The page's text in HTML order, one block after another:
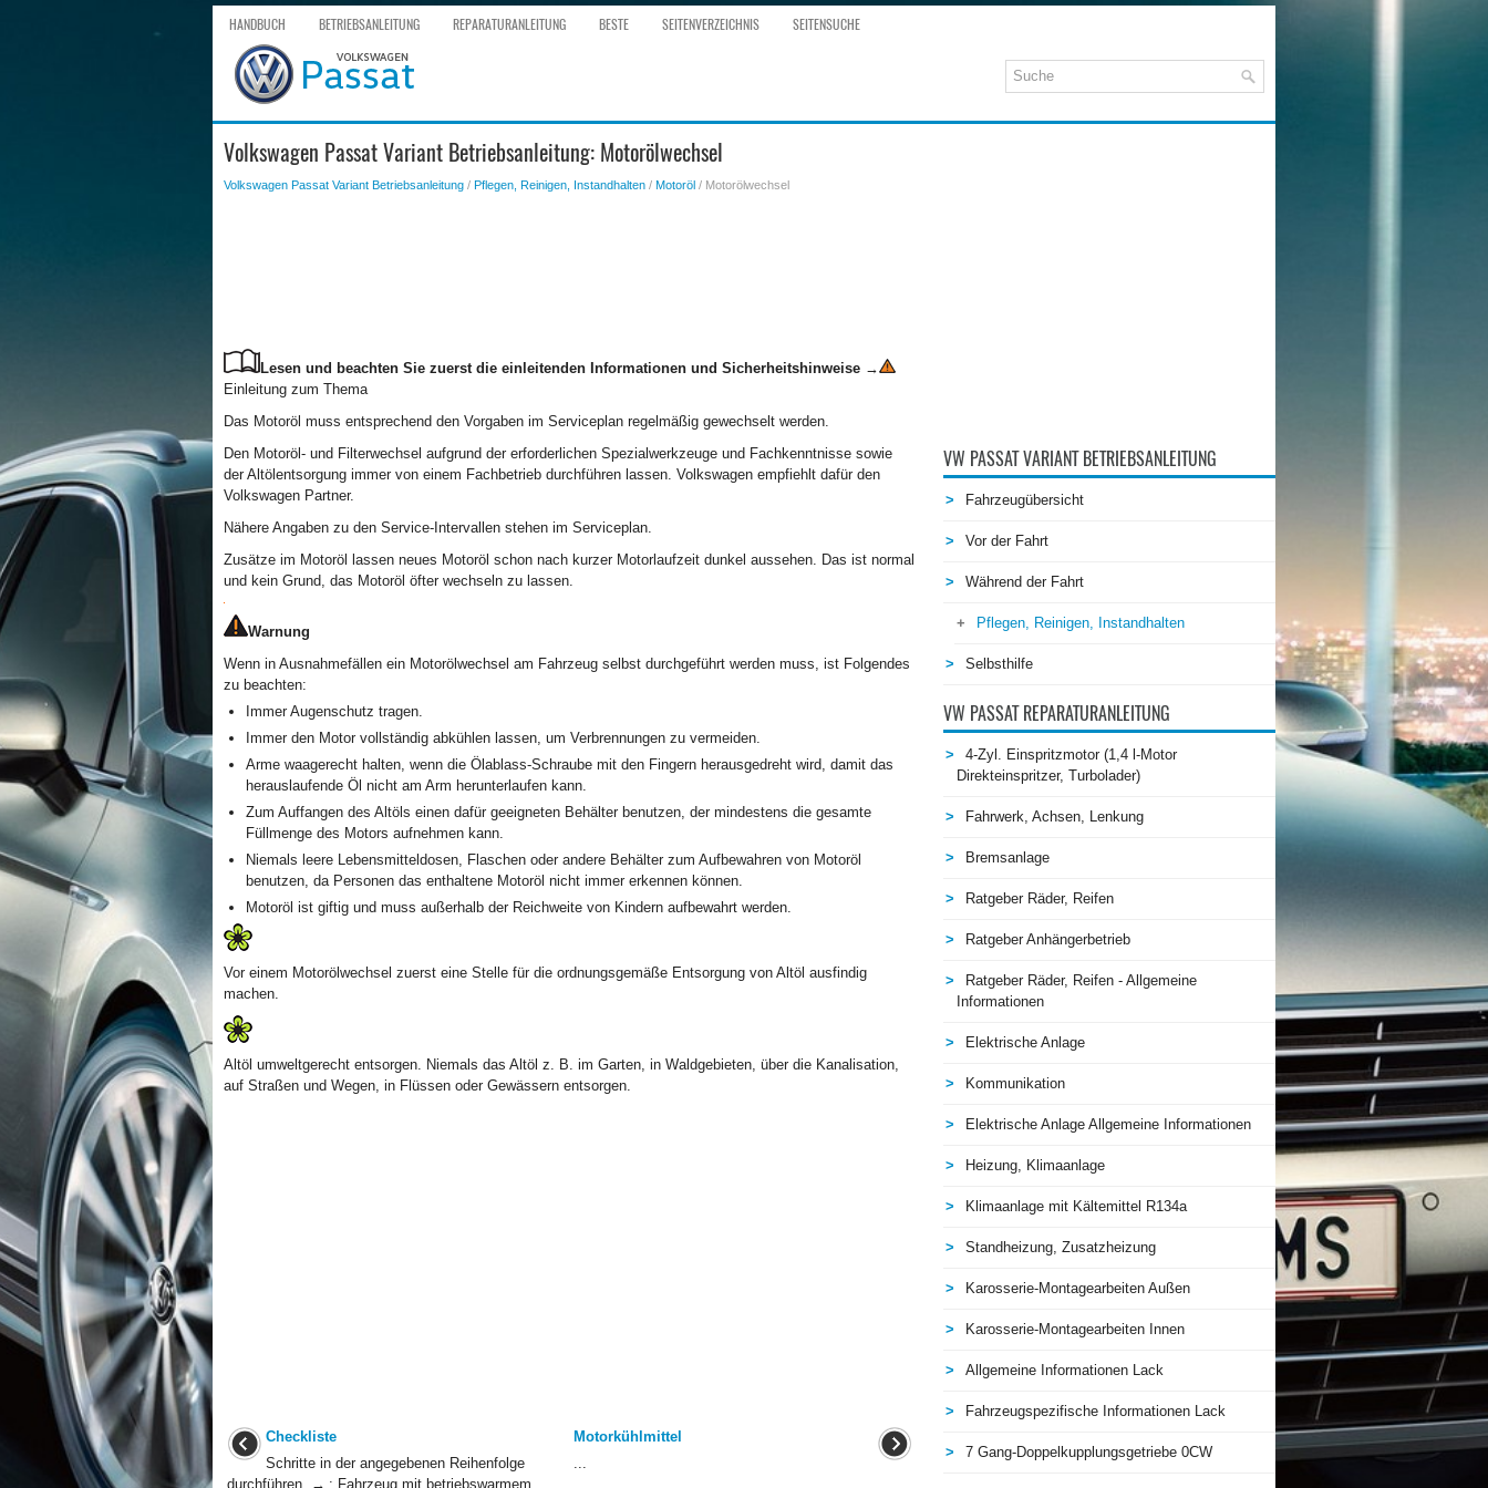
HANDBUCH BETRIEBSANLEITUNG REPARATURANLEITUNG BESTE SEITENVERZEICHNIS SEITENSUCHE
Volkswagen Passat Variant Betriebsanleitung: Motorölwechsel
Volkswagen Passat Variant Betriebsanleitung / Pflegen, Reinigen, Instandhalten / Motoröl / Motorölwechsel
Lesen und beachten Sie zuerst die einleitenden Informationen und Sicherheitshinweise →
Einleitung zum Thema
Das Motoröl muss entsprechend den Vorgaben im Serviceplan regelmäßig gewechselt werden.
Den Motoröl- und Filterwechsel aufgrund der erforderlichen Spezialwerkzeuge und Fachkenntnisse sowie
der Altölentsorgung immer von einem Fachbetrieb durchführen lassen. Volkswagen empfiehlt dafür den
Volkswagen Partner.
Nähere Angaben zu den Service-Intervallen stehen im Serviceplan.
Zusätze im Motoröl lassen neues Motoröl schon nach kurzer Motorlaufzeit dunkel aussehen. Das ist normal
und kein Grund, das Motoröl öfter wechseln zu lassen.
Warnung
Wenn in Ausnahmefällen ein Motorölwechsel am Fahrzeug selbst durchgeführt werden muss, ist Folgendes
zu beachten:
Immer Augenschutz tragen.
Immer den Motor vollständig abkühlen lassen, um Verbrennungen zu vermeiden.
Arme waagerecht halten, wenn die Ölablass-Schraube mit den Fingern herausgedreht wird, damit das
herauslaufende Öl nicht am Arm herunterlaufen kann.
Zum Auffangen des Altöls einen dafür geeigneten Behälter benutzen, der mindestens die gesamte
Füllmenge des Motors aufnehmen kann.
Niemals leere Lebensmitteldosen, Flaschen oder andere Behälter zum Aufbewahren von Motoröl
benutzen, da Personen das enthaltene Motoröl nicht immer erkennen können.
Motoröl ist giftig und muss außerhalb der Reichweite von Kindern aufbewahrt werden.
Vor einem Motorölwechsel zuerst eine Stelle für die ordnungsgemäße Entsorgung von Altöl ausfindig
machen.
Altöl umweltgerecht entsorgen. Niemals das Altöl z. B. im Garten, in Waldgebieten, über die Kanalisation,
auf Straßen und Wegen, in Flüssen oder Gewässern entsorgen.
Checkliste
Schritte in der angegebenen Reihenfolge
durchführen → : Fahrzeug mit betriebswarmem
Motorkühlmittel
...
VW PASSAT VARIANT BETRIEBSANLEITUNG
Fahrzeugübersicht
Vor der Fahrt
Während der Fahrt
Pflegen, Reinigen, Instandhalten
Selbsthilfe
VW PASSAT REPARATURANLEITUNG
4-Zyl. Einspritzmotor (1,4 l-Motor
Direkteinspritzer, Turbolader)
Fahrwerk, Achsen, Lenkung
Bremsanlage
Ratgeber Räder, Reifen
Ratgeber Anhängerbetrieb
Ratgeber Räder, Reifen - Allgemeine
Informationen
Elektrische Anlage
Kommunikation
Elektrische Anlage Allgemeine Informationen
Heizung, Klimaanlage
Klimaanlage mit Kältemittel R134a
Standheizung, Zusatzheizung
Karosserie-Montagearbeiten Außen
Karosserie-Montagearbeiten Innen
Allgemeine Informationen Lack
Fahrzeugspezifische Informationen Lack
7 Gang-Doppelkupplungsgetriebe 0CW